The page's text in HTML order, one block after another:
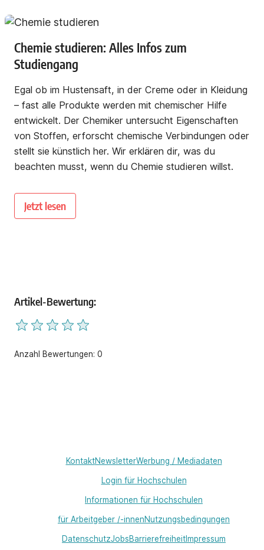
Chemie studieren: Alles Infos zum
Studiengang
Egal ob im Hustensaft, in der Creme oder in Kleidung
– fast alle Produkte werden mit chemischer Hilfe
entwickelt. Der Chemiker untersucht Eigenschaften
von Stoffen, erforscht chemische Verbindungen oder
stellt sie künstlich her. Wir erklären dir, was du
beachten musst, wenn du Chemie studieren willst.
Jetzt lesen
Artikel-Bewertung:
Anzahl Bewertungen: 0
KontaktNewsletterWerbung / Mediadaten
Login für Hochschulen
Informationen für Hochschulen
für Arbeitgeber /-innenNutzungsbedingungen
DatenschutzJobsBarrierefreiheitImpressum